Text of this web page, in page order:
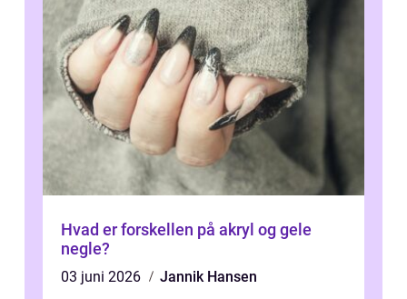
Hvad er forskellen på akryl og gele
negle?
03 juni 2026
Jannik Hansen